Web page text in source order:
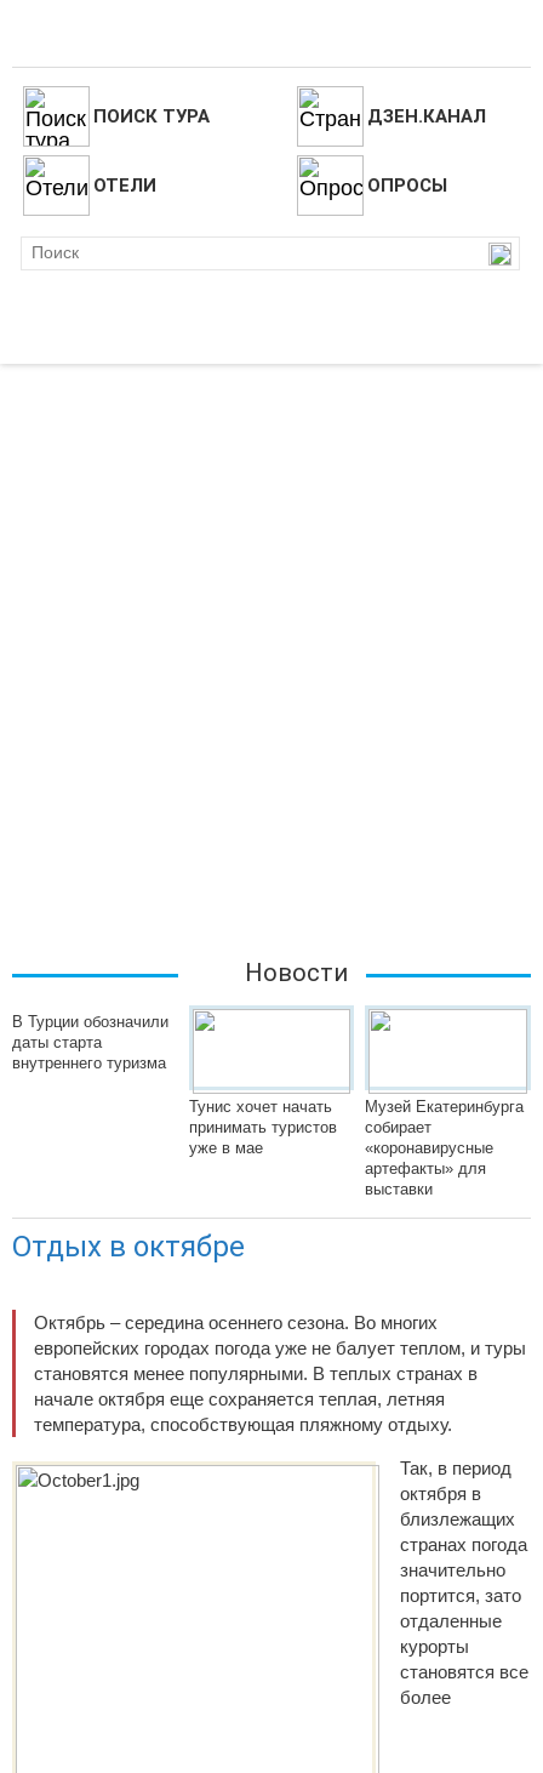
ПОИСК ТУРА ДЗЕН.КАНАЛ
ОТЕЛИ ОПРОСЫ
Новости
В Турции обозначили
даты старта
внутреннего туризма
Тунис хочет начать
принимать туристов
уже в мае
Музей Екатеринбурга
собирает
«коронавирусные
артефакты» для
выставки
Отдых в октябре
Октябрь – середина осеннего сезона. Во многих
европейских городах погода уже не балует теплом, и туры
становятся менее популярными. В теплых странах в
начале октября еще сохраняется теплая, летняя
температура, способствующая пляжному отдыху.
Так, в период
октября в
близлежащих
странах погода
значительно
портится, зато
отдаленные
курорты
становятся все
более